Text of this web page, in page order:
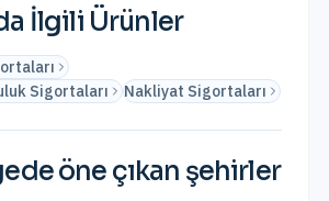
İlgili Ürünler
Sigortaları
Nakliyat Sigortaları
öne çıkan şehirler